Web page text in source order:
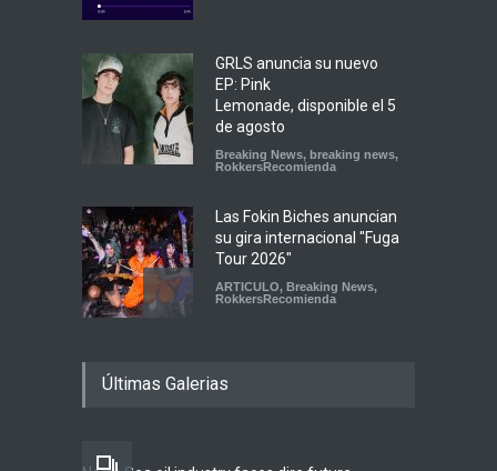
GRLS anuncia su nuevo
EP: Pink
Lemonade, disponible el 5
de agosto
Breaking News, breaking news,
RokkersRecomienda
Las Fokin Biches anuncian
su gira internacional "Fuga
Tour 2026"
ARTICULO, Breaking News,
RokkersRecomienda
nuevo de Psychedelic Porn
RokkersRecomienda,Sin
Últimas Galerias